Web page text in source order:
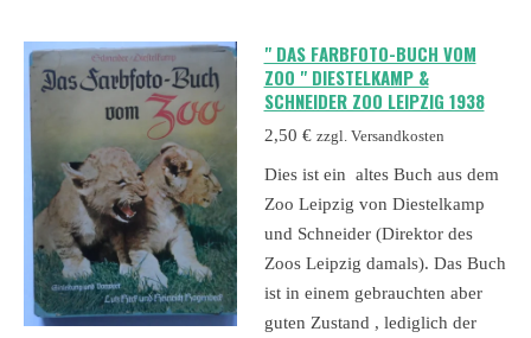
" DAS FARBFOTO-BUCH VOM
ZOO " DIESTELKAMP &
SCHNEIDER ZOO LEIPZIG 1938
2,50 € zzgl. Versandkosten
Dies ist ein altes Buch aus dem
Zoo Leipzig von Diestelkamp
und Schneider (Direktor des
Zoos Leipzig damals). Das Buch
ist in einem gebrauchten aber
guten Zustand , lediglich der